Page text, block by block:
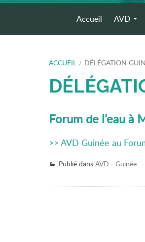
Accueil AVD
FIL
D'ARIANE
ACCUEIL DÉLÉGATION
Forum de l’eau à
>> AVD Guinée au
Publié dansAVD - Guinée